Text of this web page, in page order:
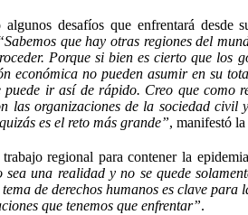
desafíos que enfrentará desde
que hay otras regiones del
Porque si bien es cierto que los
económica no pueden asumir en su
ir así de rápido. Creo que como
las organizaciones de la sociedad
es el reto más grande”, manifestó
regional para contener la
una realidad y no se quede
de derechos humanos es clave
que tenemos que enfrentar”.